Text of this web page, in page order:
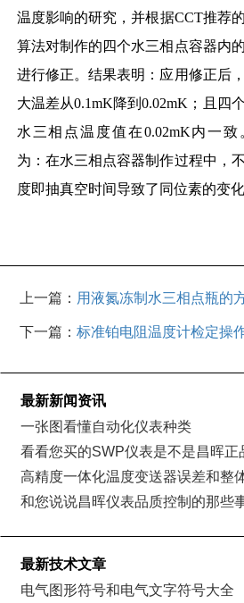
温度影响的研究，并根据CCT推荐
算法对制作的四个水三相点容器内
进行修正。结果表明：应用修正后
大温差从0.1mK降到0.02mK；且四
水三相点温度值在0.02mK内一致
为：在水三相点容器制作过程中，
度即抽真空时间导致了同位素的变化
上一篇： 用液氮冻制水三相点瓶的
下一篇：标准铂电阻温度计检定操
最新新闻资讯
一张图看懂自动化仪表种类
看看您买的SWP仪表是不是昌晖正
高精度一体化温度变送器误差和整
和您说说昌晖仪表品质控制的那些
最新技术文章
电气图形符号和电气文字符号大全